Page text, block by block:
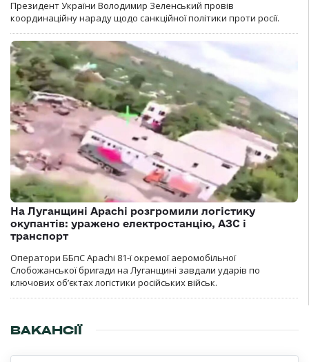
Президент України Володимир Зеленський провів
координаційну нараду щодо санкційної політики проти росії.
На Луганщині Apachi розгромили логістику
окупантів: уражено електростанцію, АЗС і
транспорт
Оператори ББпС Apachi 81-ї окремої аеромобільної
Слобожанської бригади на Луганщині завдали ударів по
ключових об’єктах логістики російських військ.
ВАКАНСІЇ